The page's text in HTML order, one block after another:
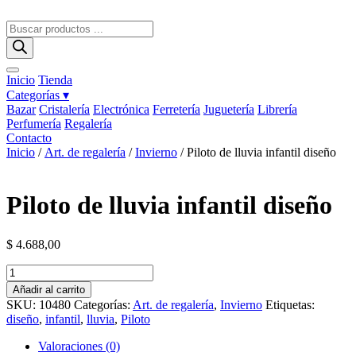
al
contenido
Búsqueda
de
productos
Inicio Tienda
Categorías ▾
Bazar Cristalería Electrónica Ferretería Juguetería Librería
Perfumería Regalería
Contacto
Inicio / Art. de regalería /Invierno / Piloto de lluvia infantil diseño
Piloto de lluvia infantil diseño
$ 4.688,00
Piloto
de
lluvia
infantil
diseño
cantidad
Añadir al carrito
SKU: 10480 Categorías: Art. de regalería, Invierno Etiquetas:
diseño, infantil, lluvia, Piloto
Valoraciones (0)